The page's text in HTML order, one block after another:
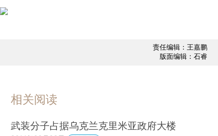
责任编辑：王嘉鹏
版面编辑：石睿
相关阅读
武装分子占据乌克兰克里米亚政府大楼